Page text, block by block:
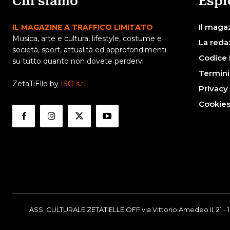
IL MAGAZINE A TRAFFICO LIMITATO
Musica, arte e cultura, lifestyle, costume e
società, sport, attualità ed approfondimenti
su tutto quanto non dovete perdervi
ZetaTiElle by ISO s.r.l
Il
La
Codice
ASS. CULTURALE ZETATIELLE OFF via Vittorio Amedeo II, 21